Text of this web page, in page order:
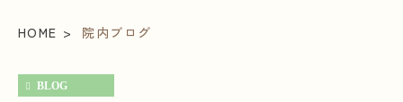
HOME 院内ブログ
BLOG